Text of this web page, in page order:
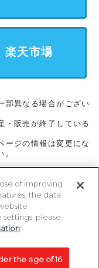
楽天市場
部異なる場合がござい
・販売が終了している
ージの情報は変更にな
reserved.
respective owners.
of improving
the data
please
".
the age of 16